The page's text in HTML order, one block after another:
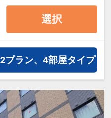
選択
2プラン、4部屋タイプ